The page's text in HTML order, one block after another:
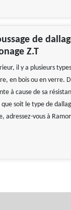
de
Z.T
il y a plusieurs
en bois ou en verre.
à cause de sa
soit le type de
adressez-vous à